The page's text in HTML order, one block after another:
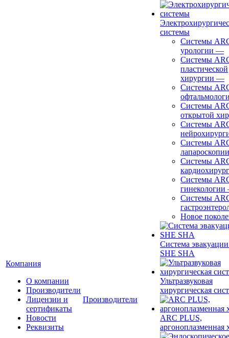
Компания
О компании
Производители
Лицензии и
сертификаты
Новости
Реквизиты
Производители
системы
Системы
урологии —
Системы
пластической
хирургии —
Системы
Системы
открытой
Системы
Системы
лапароскопии
Системы
Системы
гинекологии
Системы
Новое
Система
SHE SHA
Ультразвуковая
хирургическая
ARC PLUS,
аргоноплазменная